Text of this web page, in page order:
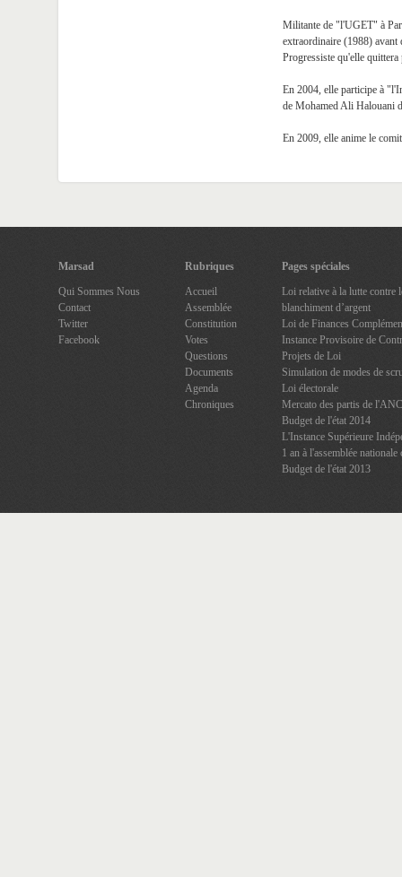
Militante de "l'UGET" à
extraordinaire (1988) avant
Progressiste qu'elle
En 2004, elle participe à
de Mohamed Ali Halouani
En 2009, elle anime le
Marsad
Qui Sommes Nous
Contact
Twitter
Facebook
Rubriques
Accueil
Assemblée
Constitution
Votes
Questions
Documents
Agenda
Chroniques
Pages spéciales
Loi relative à la lutte contre
blanchiment d’argent
Loi de Finances
Instance Provisoire de
Projets de Loi
Simulation de modes de
Loi électorale
Mercato des partis de l'ANC
Budget de l'état 2014
L'Instance Supérieure
1 an à l'assemblée nationale
Budget de l'état 2013